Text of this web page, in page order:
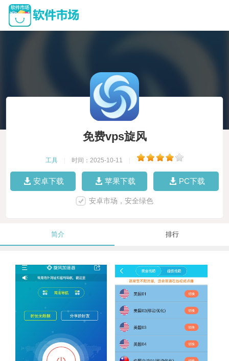
免费vps旋风
工具 时间：2025-10-11
安卓下载 苹果下载 PC下载
安卓市场，安全绿色
简介 排行